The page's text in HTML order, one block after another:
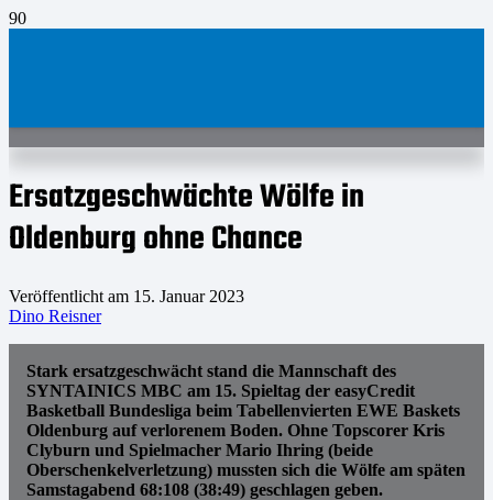
Ersatzgeschwächte Wölfe in
Oldenburg ohne Chance
Veröffentlicht am 15. Januar 2023
Dino Reisner
Stark ersatzgeschwächt stand die Mannschaft des
SYNTAINICS MBC am 15. Spieltag der easyCredit
Basketball Bundesliga beim Tabellenvierten EWE Baskets
Oldenburg auf verlorenem Boden. Ohne Topscorer Kris
Clyburn und Spielmacher Mario Ihring (beide
Oberschenkelverletzung) mussten sich die Wölfe am späten
Samstagabend 68:108 (38:49) geschlagen geben.